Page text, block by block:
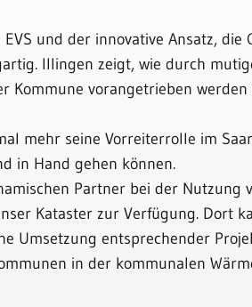
und der innovative Ansatz, die
Illingen zeigt, wie durch
Kommune vorangetrieben
mehr seine Vorreiterrolle im
in Hand gehen können.
Partner bei der Nutzung
Kataster zur Verfügung. Dort
Umsetzung entsprechender
in der kommunalen